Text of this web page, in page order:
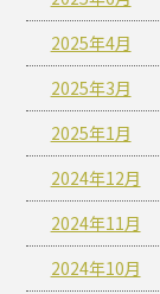
2025年4月
2025年3月
2025年1月
2024年12月
2024年11月
2024年10月